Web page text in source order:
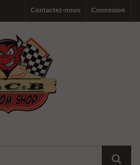
Connexion
Contactez-nous